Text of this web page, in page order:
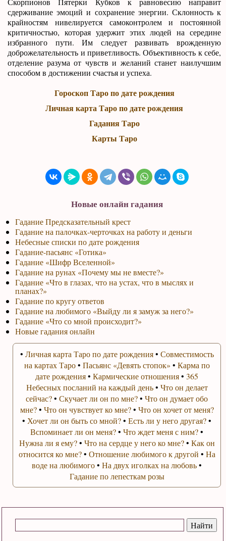
сдерживание эмоций и сохранение энергии. Склонность к
крайностям нивелируется самоконтролем и постоянной
критичностью, которая удержит этих людей на середине
избранного пути. Им следует развивать врожденную
доброжелательность и приветливость. Объективность к себе,
отделение разума от чувств и желаний станет наилучшим
способом в достижении счастья и успеха.
Гороскоп Таро по дате рождения
Личная карта Таро по дате рождения
Гадания Таро
Карты Таро
Новые онлайн гадания
Гадание Предсказательный крест
Гадание на палочках-черточках на работу и деньги
Небесные списки по дате рождения
Гадание-пасьянс «Готика»
Гадание «Шифр Вселенной»
Гадание на рунах «Почему мы не вместе?»
Гадание «Что в глазах, что на устах, что в мыслях и
планах?»
Гадание по кругу ответов
Гадание на любимого «Выйду ли я замуж за него?»
Гадание «Что со мной происходит?»
Новые гадания онлайн
• Личная карта Таро по дате рождения• Совместимость
на картах Таро• Пасьянс «Девять стопок» • Карма по
дате рождения•Кармические отношения•365
Небесных посланий на каждый день• Что он делает
сейчас?•Скучает ли он по мне?•Что он думает обо
мне?• Что он чувствует ко мне?• Что он хочет от меня?
• Хочет ли он быть со мной?•Есть ли у него другая?•
Вспоминает ли он меня?•Что ждет меня с ним?•
Нужна ли я ему?• Что на сердце у него ко мне?• Как он
относится ко мне?• Отношение любимого к другой • На
воде на любимого•На двух иголках на любовь•
Гадание по лепесткам розы